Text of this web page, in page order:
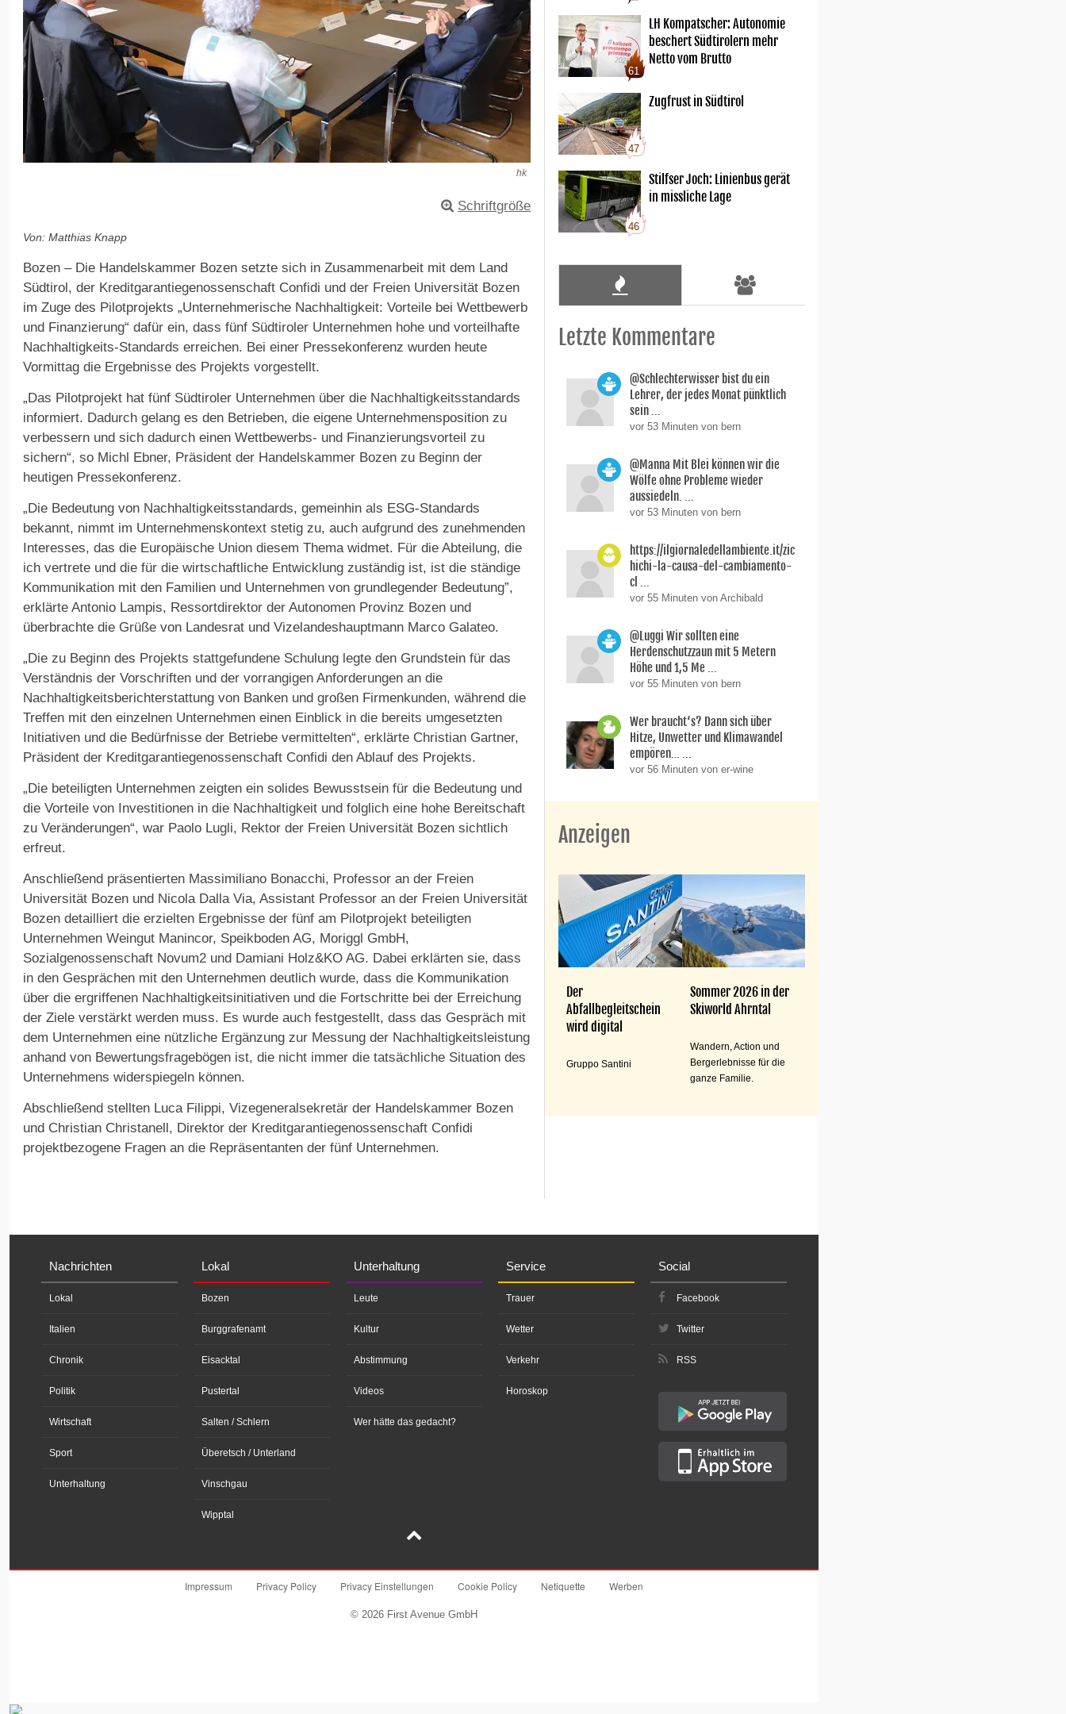
hk
Schriftgröße
Von: Matthias Knapp
Bozen – Die Handelskammer Bozen setzte sich in Zusammenarbeit mit dem Land
Südtirol, der Kreditgarantiegenossenschaft Confidi und der Freien Universität Bozen
im Zuge des Pilotprojekts „Unternehmerische Nachhaltigkeit: Vorteile bei Wettbewerb
und Finanzierung“ dafür ein, dass fünf Südtiroler Unternehmen hohe und vorteilhafte
Nachhaltigkeits-Standards erreichen. Bei einer Pressekonferenz wurden heute
Vormittag die Ergebnisse des Projekts vorgestellt.
„Das Pilotprojekt hat fünf Südtiroler Unternehmen über die Nachhaltigkeitsstandards
informiert. Dadurch gelang es den Betrieben, die eigene Unternehmensposition zu
verbessern und sich dadurch einen Wettbewerbs- und Finanzierungsvorteil zu
sichern“, so Michl Ebner, Präsident der Handelskammer Bozen zu Beginn der
heutigen Pressekonferenz.
„Die Bedeutung von Nachhaltigkeitsstandards, gemeinhin als ESG-Standards
bekannt, nimmt im Unternehmenskontext stetig zu, auch aufgrund des zunehmenden
Interesses, das die Europäische Union diesem Thema widmet. Für die Abteilung, die
ich vertrete und die für die wirtschaftliche Entwicklung zuständig ist, ist die ständige
Kommunikation mit den Familien und Unternehmen von grundlegender Bedeutung”,
erklärte Antonio Lampis, Ressortdirektor der Autonomen Provinz Bozen und
überbrachte die Grüße von Landesrat und Vizelandeshauptmann Marco Galateo.
„Die zu Beginn des Projekts stattgefundene Schulung legte den Grundstein für das
Verständnis der Vorschriften und der vorrangigen Anforderungen an die
Nachhaltigkeitsberichterstattung von Banken und großen Firmenkunden, während die
Treffen mit den einzelnen Unternehmen einen Einblick in die bereits umgesetzten
Initiativen und die Bedürfnisse der Betriebe vermittelten“, erklärte Christian Gartner,
Präsident der Kreditgarantiegenossenschaft Confidi den Ablauf des Projekts.
„Die beteiligten Unternehmen zeigten ein solides Bewusstsein für die Bedeutung und
die Vorteile von Investitionen in die Nachhaltigkeit und folglich eine hohe Bereitschaft
zu Veränderungen“, war Paolo Lugli, Rektor der Freien Universität Bozen sichtlich
erfreut.
Anschließend präsentierten Massimiliano Bonacchi, Professor an der Freien
Universität Bozen und Nicola Dalla Via, Assistant Professor an der Freien Universität
Bozen detailliert die erzielten Ergebnisse der fünf am Pilotprojekt beteiligten
Unternehmen Weingut Manincor, Speikboden AG, Moriggl GmbH,
Sozialgenossenschaft Novum2 und Damiani Holz&KO AG. Dabei erklärten sie, dass
in den Gesprächen mit den Unternehmen deutlich wurde, dass die Kommunikation
über die ergriffenen Nachhaltigkeitsinitiativen und die Fortschritte bei der Erreichung
der Ziele verstärkt werden muss. Es wurde auch festgestellt, dass das Gespräch mit
dem Unternehmen eine nützliche Ergänzung zur Messung der Nachhaltigkeitsleistung
anhand von Bewertungsfragebögen ist, die nicht immer die tatsächliche Situation des
Unternehmens widerspiegeln können.
Abschließend stellten Luca Filippi, Vizegeneralsekretär der Handelskammer Bozen
und Christian Christanell, Direktor der Kreditgarantiegenossenschaft Confidi
projektbezogene Fragen an die Repräsentanten der fünf Unternehmen.
61
LH Kompatscher: Autonomie
beschert Südtirolern mehr
Netto vom Brutto
47
Zugfrust in Südtirol
46
Stilfser Joch: Linienbus gerät
in missliche Lage
Letzte Kommentare
@Schlechterwisser bist du ein
Lehrer, der jedes Monat pünktlich
sein ...
vor 53 Minuten von bern
@Manna Mit Blei können wir die
Wölfe ohne Probleme wieder
aussiedeln. ...
vor 53 Minuten von bern
https://ilgiornaledellambiente.it/zic
hichi-la-causa-del-cambiamento-
cl ...
vor 55 Minuten von Archibald
@Luggi Wir sollten eine
Herdenschutzzaun mit 5 Metern
Höhe und 1,5 Me ...
vor 55 Minuten von bern
Wer braucht‘s? Dann sich über
Hitze, Unwetter und Klimawandel
empören… ...
vor 56 Minuten von er-wine
Anzeigen
Der
Abfallbegleitschein
wird digital
Gruppo Santini
Sommer 2026 in der
Skiworld Ahrntal
Wandern, Action und
Bergerlebnisse für die
ganze Familie.
Nachrichten
Lokal
Italien
Chronik
Politik
Wirtschaft
Sport
Unterhaltung
Lokal
Bozen
Burggrafenamt
Eisacktal
Pustertal
Salten / Schlern
Überetsch / Unterland
Vinschgau
Wipptal
Unterhaltung
Leute
Kultur
Abstimmung
Videos
Wer hätte das gedacht?
Service
Trauer
Wetter
Verkehr
Horoskop
Social
Facebook
Twitter
RSS
Impressum Privacy Policy Privacy Einstellungen Cookie Policy Netiquette Werben
© 2026 First Avenue GmbH